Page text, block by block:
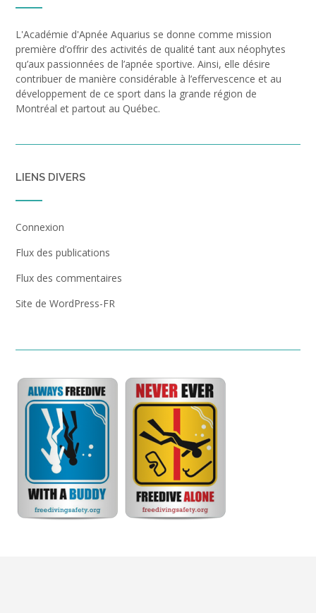
L'Académie d'Apnée Aquarius se donne comme mission
première d’offrir des activités de qualité tant aux néophytes
qu’aux passionnées de l’apnée sportive. Ainsi, elle désire
contribuer de manière considérable à l’effervescence et au
développement de ce sport dans la grande région de
Montréal et partout au Québec.
LIENS DIVERS
Connexion
Flux des publications
Flux des commentaires
Site de WordPress-FR